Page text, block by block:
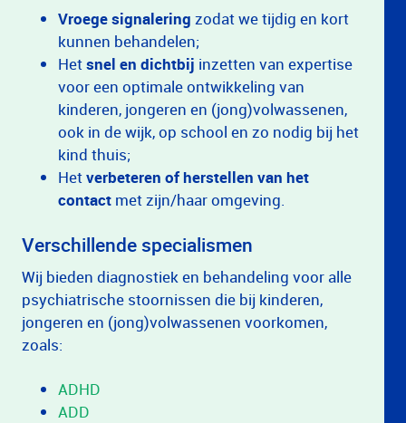
Vroege signalering zodat we tijdig en kort
kunnen behandelen;
Hetsnel en dichtbij inzetten van expertise
voor een optimale ontwikkeling van
kinderen, jongeren en (jong)volwassenen,
ook in de wijk, op school en zo nodig bij het
kind thuis;
Hetverbeteren of herstellen van het
contact met zijn/haar omgeving.
Verschillende specialismen
Wij bieden diagnostiek en behandeling voor alle
psychiatrische stoornissen die bij kinderen,
jongeren en (jong)volwassenen voorkomen,
zoals:
ADHD
ADD